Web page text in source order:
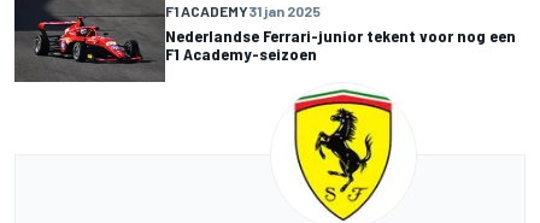
F1 ACADEMY31 jan 2025
Nederlandse Ferrari-junior tekent voor nog een
F1 Academy-seizoen